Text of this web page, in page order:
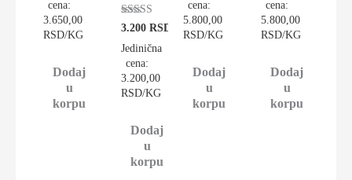
cena:
3.650,00
RSD/KG
Dodaj
u
korpu
Ocenjeno sa
4.70
od 5
3.200RSD
Jedinična
cena:
3.200,00
RSD/KG
Dodaj
u
korpu
cena:
5.800,00
RSD/KG
Dodaj
u
korpu
cena:
5.800,00
RSD/KG
Dodaj
u
korpu